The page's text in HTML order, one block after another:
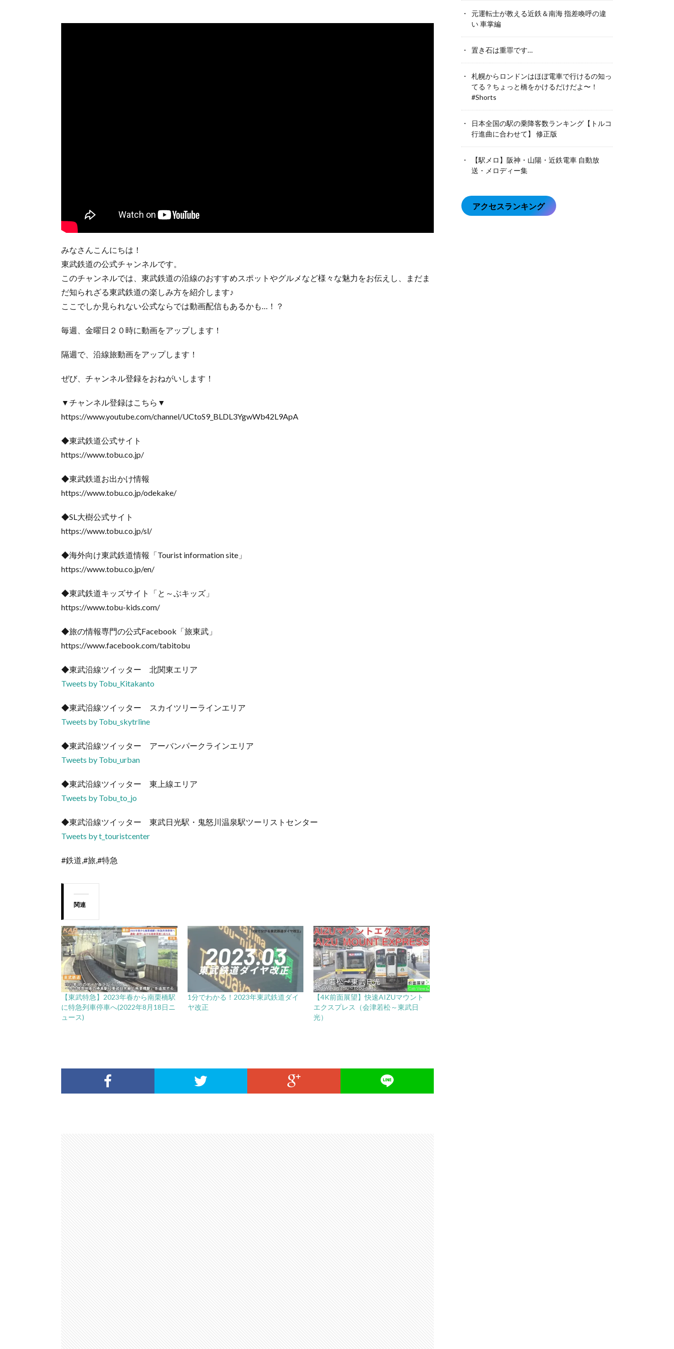
みなさんこんにちは！
東武鉄道の公式チャンネルです。
このチャンネルでは、東武鉄道の沿線のおすすめスポットやグルメなど様々な魅力をお伝えし、まだま
だ知られざる東武鉄道の楽しみ方を紹介します♪
ここでしか見られない公式ならでは動画配信もあるかも…！？
毎週、金曜日２０時に動画をアップします！
隔週で、沿線旅動画をアップします！
ぜび、チャンネル登録をおねがいします！
▼チャンネル登録はこちら▼
https://www.youtube.com/channel/UCtoS9_BLDL3YgwWb42L9ApA
◆東武鉄道公式サイト
https://www.tobu.co.jp/
◆東武鉄道お出かけ情報
https://www.tobu.co.jp/odekake/
◆SL大樹公式サイト
https://www.tobu.co.jp/sl/
◆海外向け東武鉄道情報「Tourist information site」
https://www.tobu.co.jp/en/
◆東武鉄道キッズサイト「と～ぶキッズ」
https://www.tobu-kids.com/
◆旅の情報専門の公式Facebook「旅東武」
https://www.facebook.com/tabitobu
◆東武沿線ツイッター 北関東エリア
Tweets by Tobu_Kitakanto
◆東武沿線ツイッター スカイツリーラインエリア
Tweets by Tobu_skytrline
◆東武沿線ツイッター アーバンパークラインエリア
Tweets by Tobu_urban
◆東武沿線ツイッター 東上線エリア
Tweets by Tobu_to_jo
◆東武沿線ツイッター 東武日光駅・鬼怒川温泉駅ツーリストセンター
Tweets by t_touristcenter
#鉄道,#旅,#特急
関連
【東武特急】2023年春から南栗橋駅
に特急列車停車へ(2022年8月18日ニ
ュース)
1分でわかる！2023年東武鉄道ダイ
ヤ改正
【4K前面展望】快速AIZUマウント
エクスプレス（会津若松～東武日
光）
元運転士が教える近鉄＆南海 指差喚呼の違
い 車掌編
置き石は重罪です…
札幌からロンドンはほぼ電車で行けるの知っ
てる？ちょっと橋をかけるだけだよ〜！
#Shorts
日本全国の駅の乗降客数ランキング【トルコ
行進曲に合わせて】 修正版
【駅メロ】阪神・山陽・近鉄電車 自動放
送・メロディー集
アクセスランキング